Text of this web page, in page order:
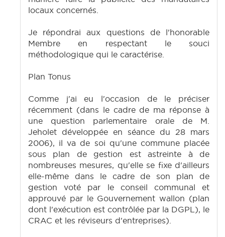
locaux concernés.
Je répondrai aux questions de l'honorable
Membre en respectant le souci
méthodologique qui le caractérise.
Plan Tonus
Comme j'ai eu l'occasion de le préciser
récemment (dans le cadre de ma réponse à
une question parlementaire orale de M.
Jeholet développée en séance du 28 mars
2006), il va de soi qu'une commune placée
sous plan de gestion est astreinte à de
nombreuses mesures, qu'elle se fixe d'ailleurs
elle-même dans le cadre de son plan de
gestion voté par le conseil communal et
approuvé par le Gouvernement wallon (plan
dont l'exécution est contrôlée par la DGPL), le
CRAC et les réviseurs d'entreprises).